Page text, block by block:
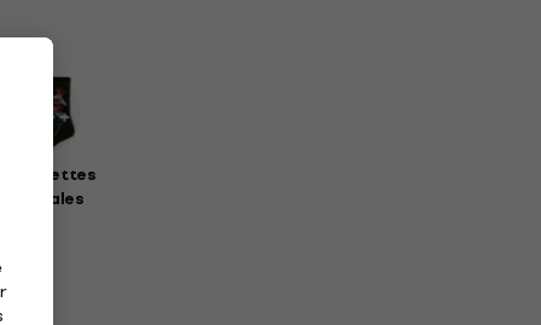
Chaussettes
musicales